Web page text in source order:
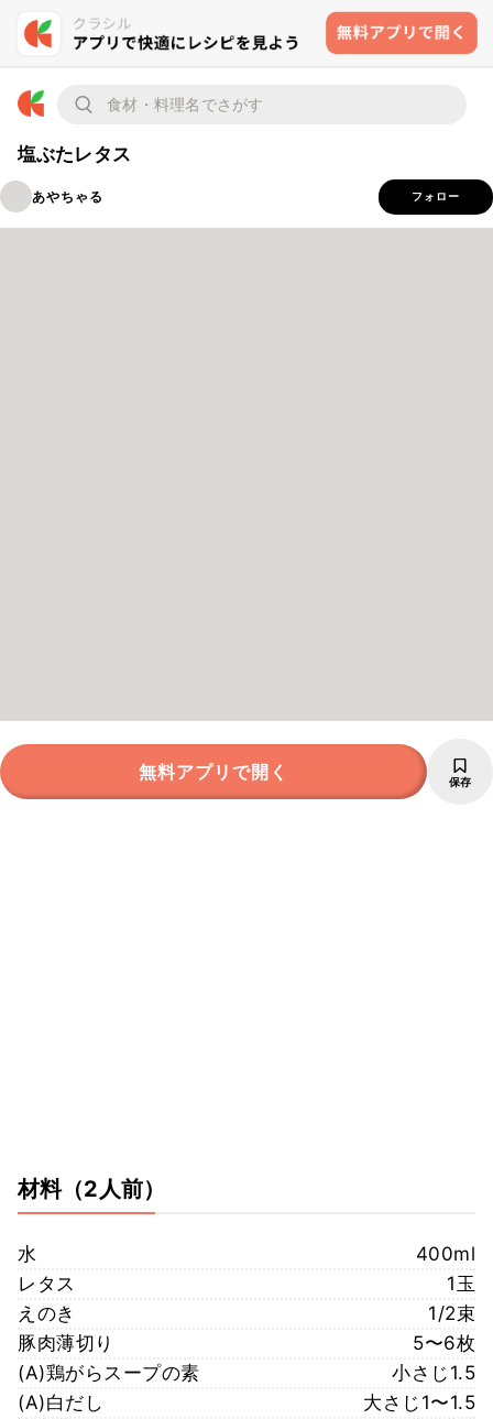
塩ぶたレタス
あやちゃる フォロー
無料アプリで開く 保存
材料（2人前）
水
400ml
レタス
1玉
えのき
1/2束
豚肉薄切り
5〜6枚
(A)鶏がらスープの素
小さじ1.5
(A)白だし
大さじ1〜1.5